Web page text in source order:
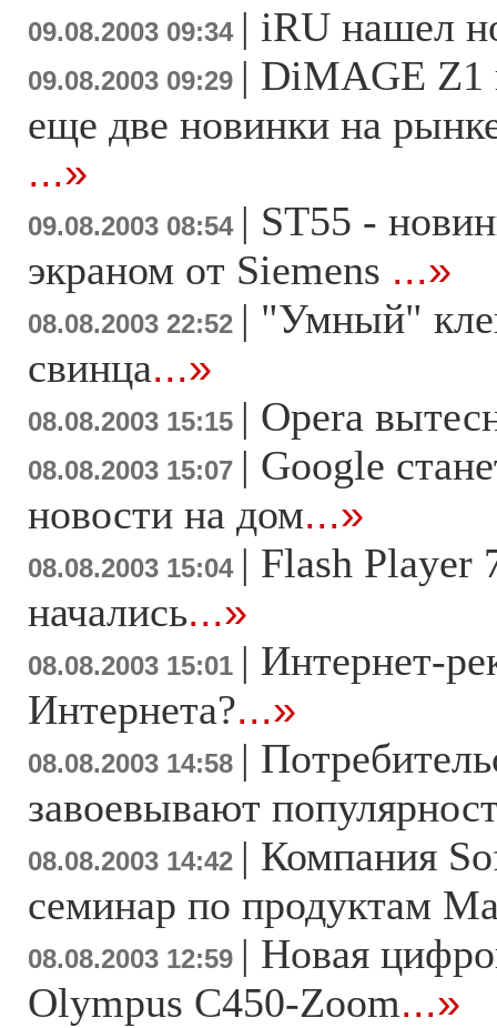
09.08.2003 09:34 | iRU нашел
09.08.2003 09:29 | DiMAGE Z1
еще две новинки на
...»
09.08.2003 08:54 | ST55 -
экраном от Siemens ...»
08.08.2003 22:52 | "Умный"
свинца...»
08.08.2003 15:15 | Opera
08.08.2003 15:07 | Google
новости на дом...»
08.08.2003 15:04 | Flash Player
начались...»
08.08.2003 15:01 | Интернет-
Интернета?...»
08.08.2003 14:58 |
завоевывают
08.08.2003 14:42 | Компания
семинар по продуктам
08.08.2003 12:59 | Новая
Olympus C450-Zoom...»